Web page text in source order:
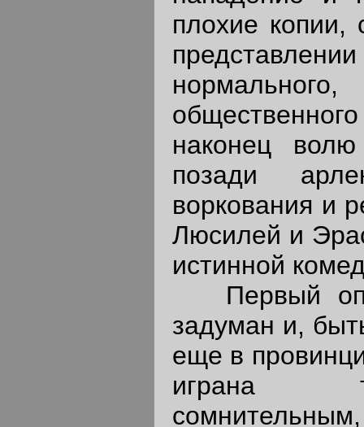
плохие копии,
наконец
позади
воркования и
Люсилей и
истинной
Первый
задуман и,
еще в
играна